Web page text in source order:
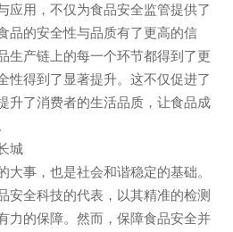
用，不仅为食品安全监管提供了
品的安全性与品质有了更高的信
生产链上的每一个环节都得到了更
性得到了显著提升。这不仅促进了
升了消费者的生活品质，让食品成
城
事，也是社会和谐稳定的基础。
安全科技的代表，以其精准的检测
力的保障。然而，保障食品安全并